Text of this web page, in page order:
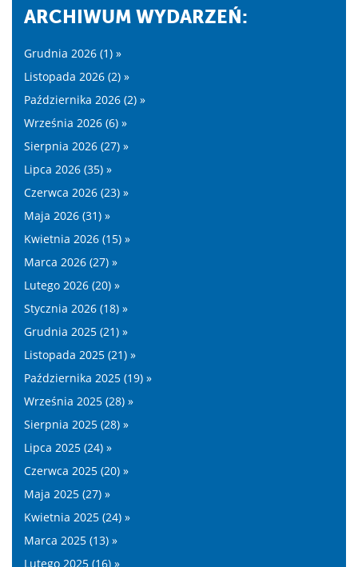
ARCHIWUM WYDARZEŃ:
Grudnia 2026 (1) »
Listopada 2026 (2) »
Października 2026 (2) »
Września 2026 (6) »
Sierpnia 2026 (27) »
Lipca 2026 (35) »
Czerwca 2026 (23) »
Maja 2026 (31) »
Kwietnia 2026 (15) »
Marca 2026 (27) »
Lutego 2026 (20) »
Stycznia 2026 (18) »
Grudnia 2025 (21) »
Listopada 2025 (21) »
Października 2025 (19) »
Września 2025 (28) »
Sierpnia 2025 (28) »
Lipca 2025 (24) »
Czerwca 2025 (20) »
Maja 2025 (27) »
Kwietnia 2025 (24) »
Marca 2025 (13) »
Lutego 2025 (16) »